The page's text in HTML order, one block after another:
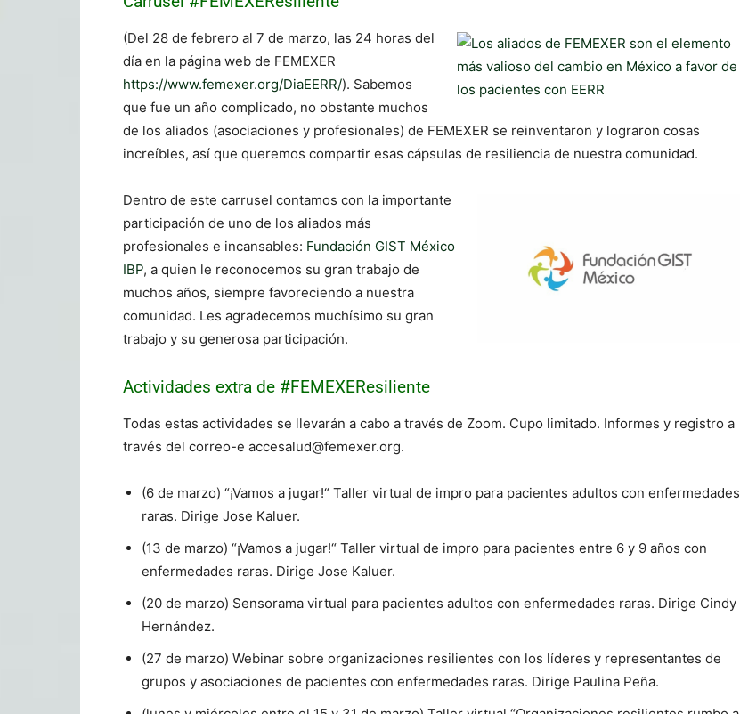
(Del 28 de febrero al 7 de marzo, las 24 horas del
día en la página web de FEMEXER
https://www.femexer.org/DiaEERR/). Sabemos
que fue un año complicado, no obstante muchos
de los aliados (asociaciones y profesionales) de FEMEXER se reinventaron y lograron cosas
increíbles, así que queremos compartir esas cápsulas de resiliencia de nuestra comunidad.
Dentro de este carrusel contamos con la importante
participación de uno de los aliados más
profesionales e incansables: Fundación GIST México
IBP, a quien le reconocemos su gran trabajo de
muchos años, siempre favoreciendo a nuestra
comunidad. Les agradecemos muchísimo su gran
trabajo y su generosa participación.
Actividades extra de #FEMEXEResiliente
Todas estas actividades se llevarán a cabo a través de Zoom. Cupo limitado. Informes y registro a
través del correo-e accesalud@femexer.org.
(6 de marzo) “¡Vamos a jugar!“ Taller virtual de impro para pacientes adultos con enfermedades
raras. Dirige Jose Kaluer.
(13 de marzo) “¡Vamos a jugar!“ Taller virtual de impro para pacientes entre 6 y 9 años con
enfermedades raras. Dirige Jose Kaluer.
(20 de marzo) Sensorama virtual para pacientes adultos con enfermedades raras. Dirige Cindy
Hernández.
(27 de marzo) Webinar sobre organizaciones resilientes con los líderes y representantes de
grupos y asociaciones de pacientes con enfermedades raras. Dirige Paulina Peña.